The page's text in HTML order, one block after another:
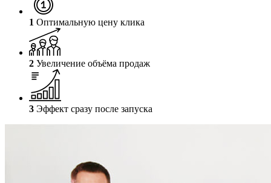
1 Оптимальную цену клика
2 Увеличение объёма продаж
3 Эффект сразу после запуска